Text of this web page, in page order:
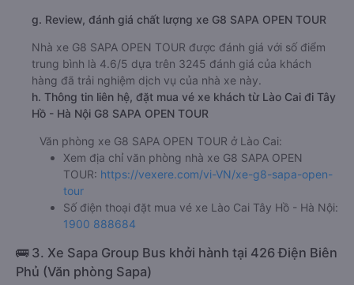
g. Review, đánh giá chất lượng xe G8 SAPA OPEN TOUR
Nhà xe G8 SAPA OPEN TOUR được đánh giá với số điểm
trung bình là 4.6/5 dựa trên 3245 đánh giá của khách
hàng đã trải nghiệm dịch vụ của nhà xe này.
h. Thông tin liên hệ, đặt mua vé xe khách từ Lào Cai đi Tây
Hồ - Hà Nội G8 SAPA OPEN TOUR
Văn phòng xe G8 SAPA OPEN TOUR ở Lào Cai:
Xem địa chỉ văn phòng nhà xe G8 SAPA OPEN
TOUR: https://vexere.com/vi-VN/xe-g8-sapa-open-
tour
Số điện thoại đặt mua vé xe Lào Cai Tây Hồ - Hà Nội:
1900 888684
🚌 3. Xe Sapa Group Bus khởi hành tại 426 Điện Biên
Phủ (Văn phòng Sapa)